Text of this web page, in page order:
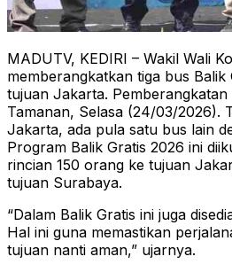
MADUTV, KEDIRI – Wakil Wali
memberangkatkan tiga bus Balik
tujuan Jakarta.
Tamanan, Selasa (24/03/2026).
Jakarta, ada pula satu bus lain
Program Balik Gratis 2026 ini
rincian 150 orang ke tujuan
tujuan Surabaya.
“Dalam Balik Gratis ini juga
Hal ini guna memastikan
tujuan nanti aman,” ujarnya.